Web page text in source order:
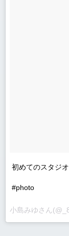
初めてのスタジ
#photo
小島みゆさん